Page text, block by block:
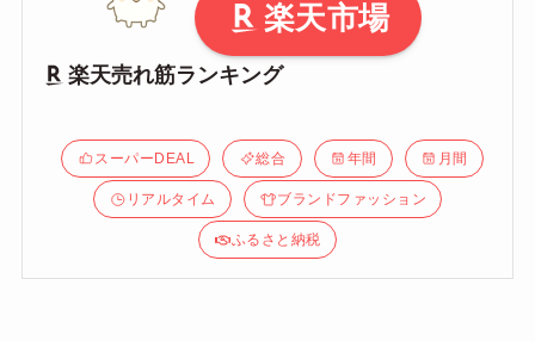
楽天市場
楽天売れ筋ランキング
スーパーDEAL 総合 年間 月間
リアルタイム ブランドファッション
ふるさと納税